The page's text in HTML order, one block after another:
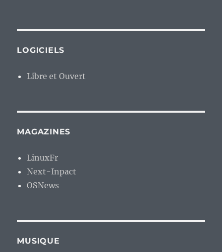
LOGICIELS
Libre et Ouvert
MAGAZINES
LinuxFr
Next-Inpact
OSNews
MUSIQUE